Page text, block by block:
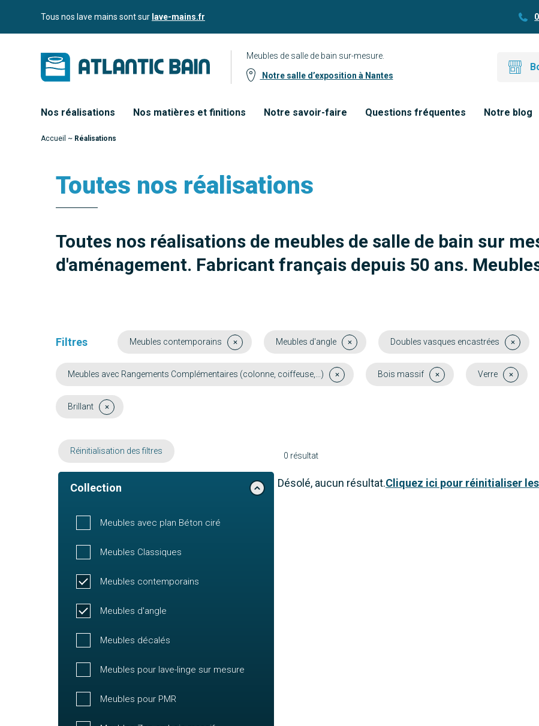
Aller auTous nos lave mains sont sur lave-mains.fr
Meubles de salle de bain sur-mesure.
Notre salle d’exposition à Nantes
Nos réalisations Nos matières et finitions Notre savoir-faire Questions fréquentes Notre blog
Accueil ~ Réalisations
Toutes nos réalisations
Toutes nos réalisations de meubles de salle de bain sur
d'aménagement. Fabricant français depuis 50 ans.
Filtres Meubles contemporains Meubles d'angle Doubles vasques encastrées
Meubles avec Rangements Complémentaires (colonne, coiffeuse,...) Bois massif Verre
Brillant
Réinitialisation des filtres
Collection
Meubles avec plan Béton ciré
Meubles Classiques
Meubles contemporains
Meubles d'angle
Meubles décalés
Meubles pour lave-linge sur mesure
Meubles pour PMR
0 résultat
Désolé, aucun résultat.Cliquez ici pour réinitialiser